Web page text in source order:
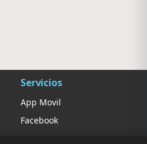
Servicios
App Movil
Facebook